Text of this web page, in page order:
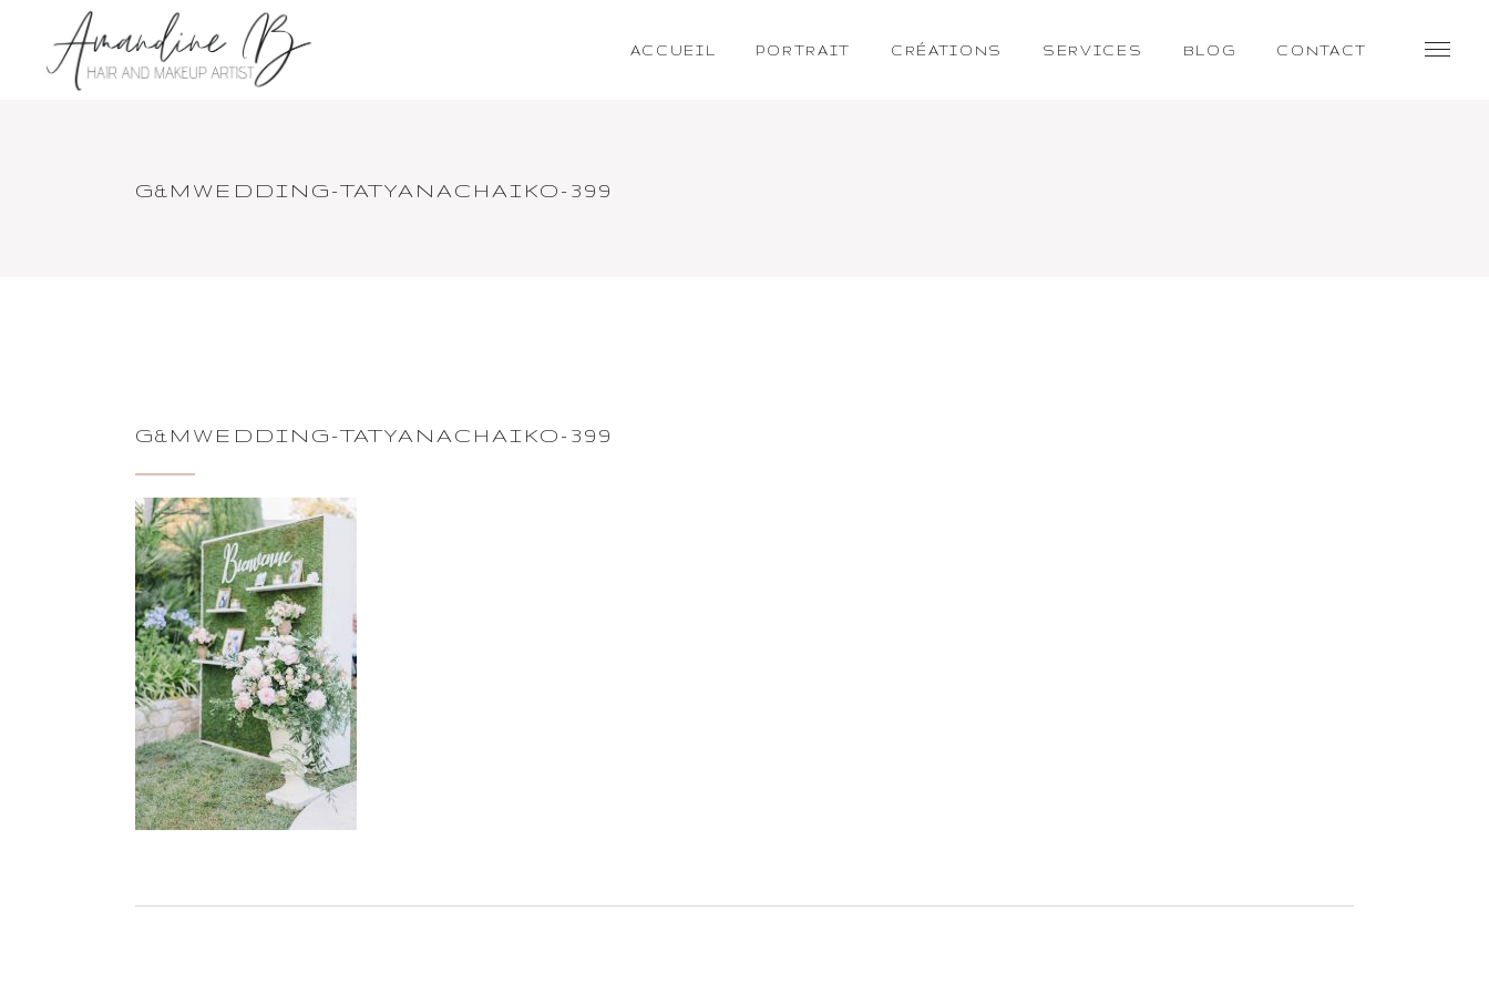
ACCUEIL PORTRAIT CRÉATIONS SERVICES BLOG CONTACT
G&MWEDDING-TATYANACHAIKO-399
G&MWEDDING-TATYANACHAIKO-399